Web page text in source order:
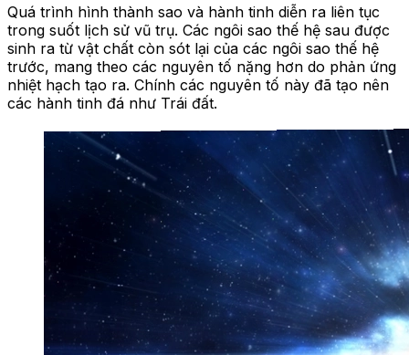
Quá trình hình thành sao và hành tinh diễn ra liên tục
trong suốt lịch sử vũ trụ. Các ngôi sao thế hệ sau được
sinh ra từ vật chất còn sót lại của các ngôi sao thế hệ
trước, mang theo các nguyên tố nặng hơn do phản ứng
nhiệt hạch tạo ra. Chính các nguyên tố này đã tạo nên
các hành tinh đá như Trái đất.